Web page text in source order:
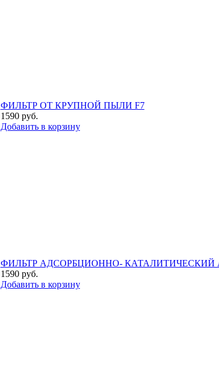
ФИЛЬТР ОТ КРУПНОЙ ПЫЛИ F7
1590руб.
Добавить в корзину
ФИЛЬТР АДСОРБЦИОННО- КАТАЛИТИЧЕСКИЙ
1590руб.
Добавить в корзину